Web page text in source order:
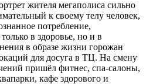
жителя мегаполиса сильно
к своему телу человек,
потребление,
в здоровье, но и в
в образе жизни горожан
для досуга в ТЦ. На смену
пришёл фитнес, спа-салоны,
кафе здорового и